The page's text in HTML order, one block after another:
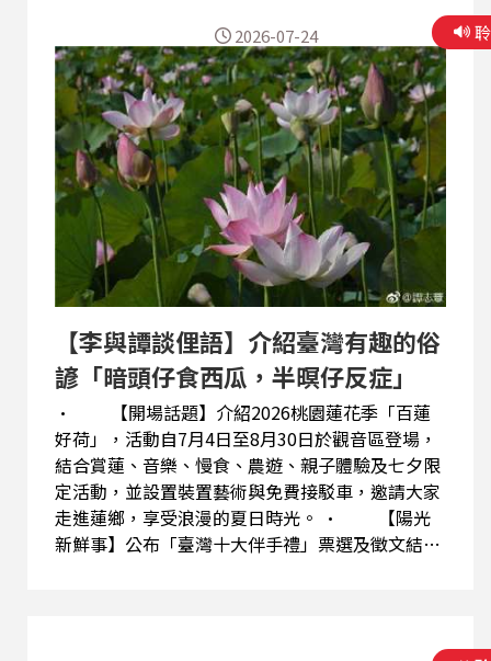
諺 本週俗諺「陰鴆陰鴆，咬人三寸深」，提醒大家
提防表面安靜和善、實際上城府極深的人。這類人
平時喜怒不形於色，一旦伺機出手，往往手段狠
辣，造成難以挽回的傷害。 陽光聊天室:聽友談宜
蘭 美霞與樂翔來信分享壯圍沙丘藝術節、傳藝中心
及宜蘭日出的期待，也回顧俗諺「牛鼻毋拎，拎牛
尾」，體會做事必須掌握重點，否則容易本末倒
置、事倍功半。從夏日活動、生活智慧到聽友交
流，展現節目溫暖而多元的內容。
【李與譚談俚語】介紹臺灣有趣的俗
諺「暗頭仔食西瓜，半暝仔反症」
· 【開場話題】介紹2026桃園蓮花季「百蓮
好荷」，活動自7月4日至8月30日於觀音區登場，
結合賞蓮、音樂、慢食、農遊、親子體驗及七夕限
定活動，並設置裝置藝術與免費接駁車，邀請大家
走進蓮鄉，享受浪漫的夏日時光。 · 【陽光
新鮮事】公布「臺灣十大伴手禮」票選及徵文結
2026-07-24